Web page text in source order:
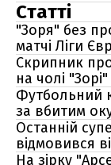
Статті
"Зоря" без
матчі Ліги
Скрипник
на чолі "Зорі"
Футбольний
за вбитим
Останній
відмовився
На зірку